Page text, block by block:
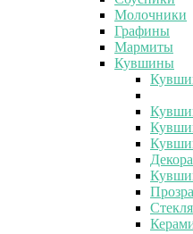
Молочники
Графины
Мармиты
Кувшины